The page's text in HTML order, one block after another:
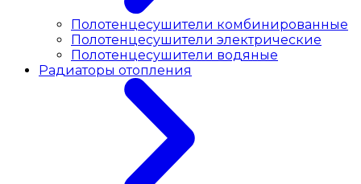
Полотенцесушители комбинированные
Полотенцесушители электрические
Полотенцесушители водяные
Радиаторы отопления